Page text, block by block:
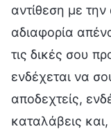
αντίθεση με την
αδιαφορία
τις δικές σου
ενδέχεται να
αποδεχτείς,
καταλάβεις